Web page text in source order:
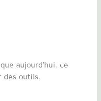
aujourd’hui, ce
des outils.